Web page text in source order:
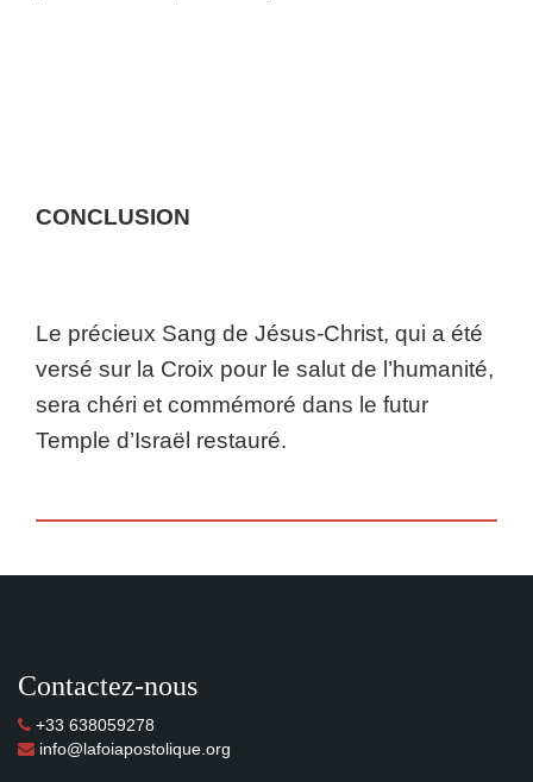
CONCLUSION
Le précieux Sang de Jésus-Christ, qui a été
versé sur la Croix pour le salut de l’humanité,
sera chéri et commémoré dans le futur
Temple d’Israël restauré.
Contactez-nous
+33 638059278
info@lafoiapostolique.org